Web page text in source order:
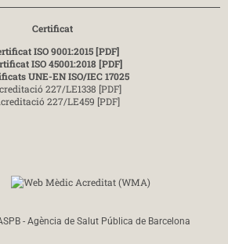
Certificat
ISO 9001:2015 [PDF]
ISO 45001:2018 [PDF]
UNE-EN ISO/IEC 17025
227/LE1338 [PDF]
227/LE459 [PDF]
- Agència de Salut Pública de Barcelona